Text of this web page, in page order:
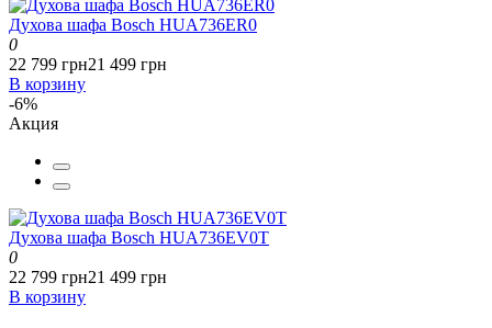
Духова шафа Bosch HUA736ER0
0
22 799 грн21 499 грн
В корзину
-6%
Акция
Духова шафа Bosch HUA736EV0T
0
22 799 грн21 499 грн
В корзину